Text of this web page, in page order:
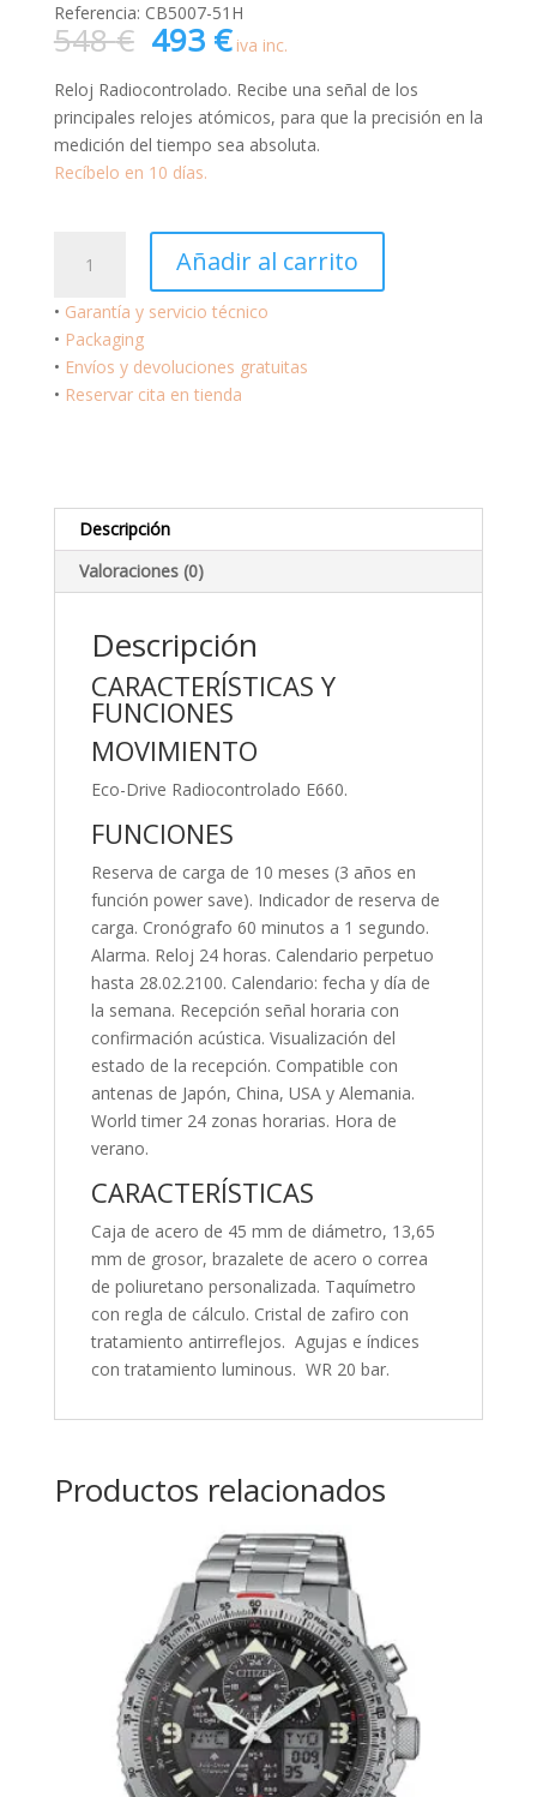
Referencia: CB5007-51H
548€ El
precio
original
era:
548 €.
493 €El
precio
actual
es:
493 €.
iva inc.
Reloj Radiocontrolado. Recibe una señal de los
principales relojes atómicos, para que la precisión en la
medición del tiempo sea absoluta.
Recíbelo en 10 días.
Radiocontrol
CB5007-
Añadir al carrito
• Garantía y servicio técnico
• Packaging
• Envíos y devoluciones gratuitas
• Reservar cita en tienda
Descripción
Valoraciones (0)
Descripción
CARACTERÍSTICAS Y
FUNCIONES
MOVIMIENTO
Eco-Drive Radiocontrolado E660.
FUNCIONES
Reserva de carga de 10 meses (3 años en
función power save). Indicador de reserva de
carga. Cronógrafo 60 minutos a 1 segundo.
Alarma. Reloj 24 horas. Calendario perpetuo
hasta 28.02.2100. Calendario: fecha y día de
la semana. Recepción señal horaria con
confirmación acústica. Visualización del
estado de la recepción. Compatible con
antenas de Japón, China, USA y Alemania.
World timer 24 zonas horarias. Hora de
verano.
CARACTERÍSTICAS
Caja de acero de 45 mm de diámetro, 13,65
mm de grosor, brazalete de acero o correa
de poliuretano personalizada. Taquímetro
con regla de cálculo. Cristal de zafiro con
tratamiento antirreflejos. Agujas e índices
con tratamiento luminous. WR 20 bar.
Productos relacionados